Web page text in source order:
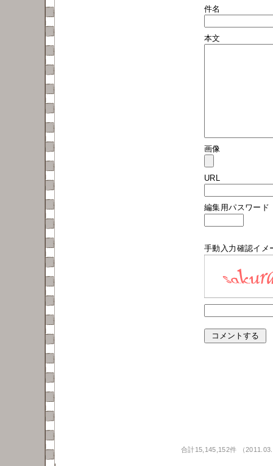
件名
本文
画像
URL
編集用パスワード
手動入力確認イ
合計15,145,152件 （